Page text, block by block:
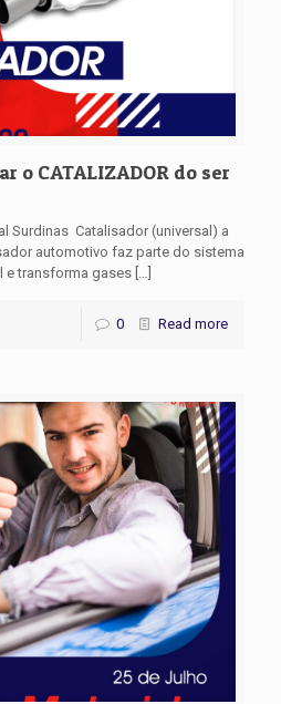
o CATALIZADOR do ser
Surdinas Catalisador (universal) a
automotivo faz parte do sistema
e transforma gases
0 Read more